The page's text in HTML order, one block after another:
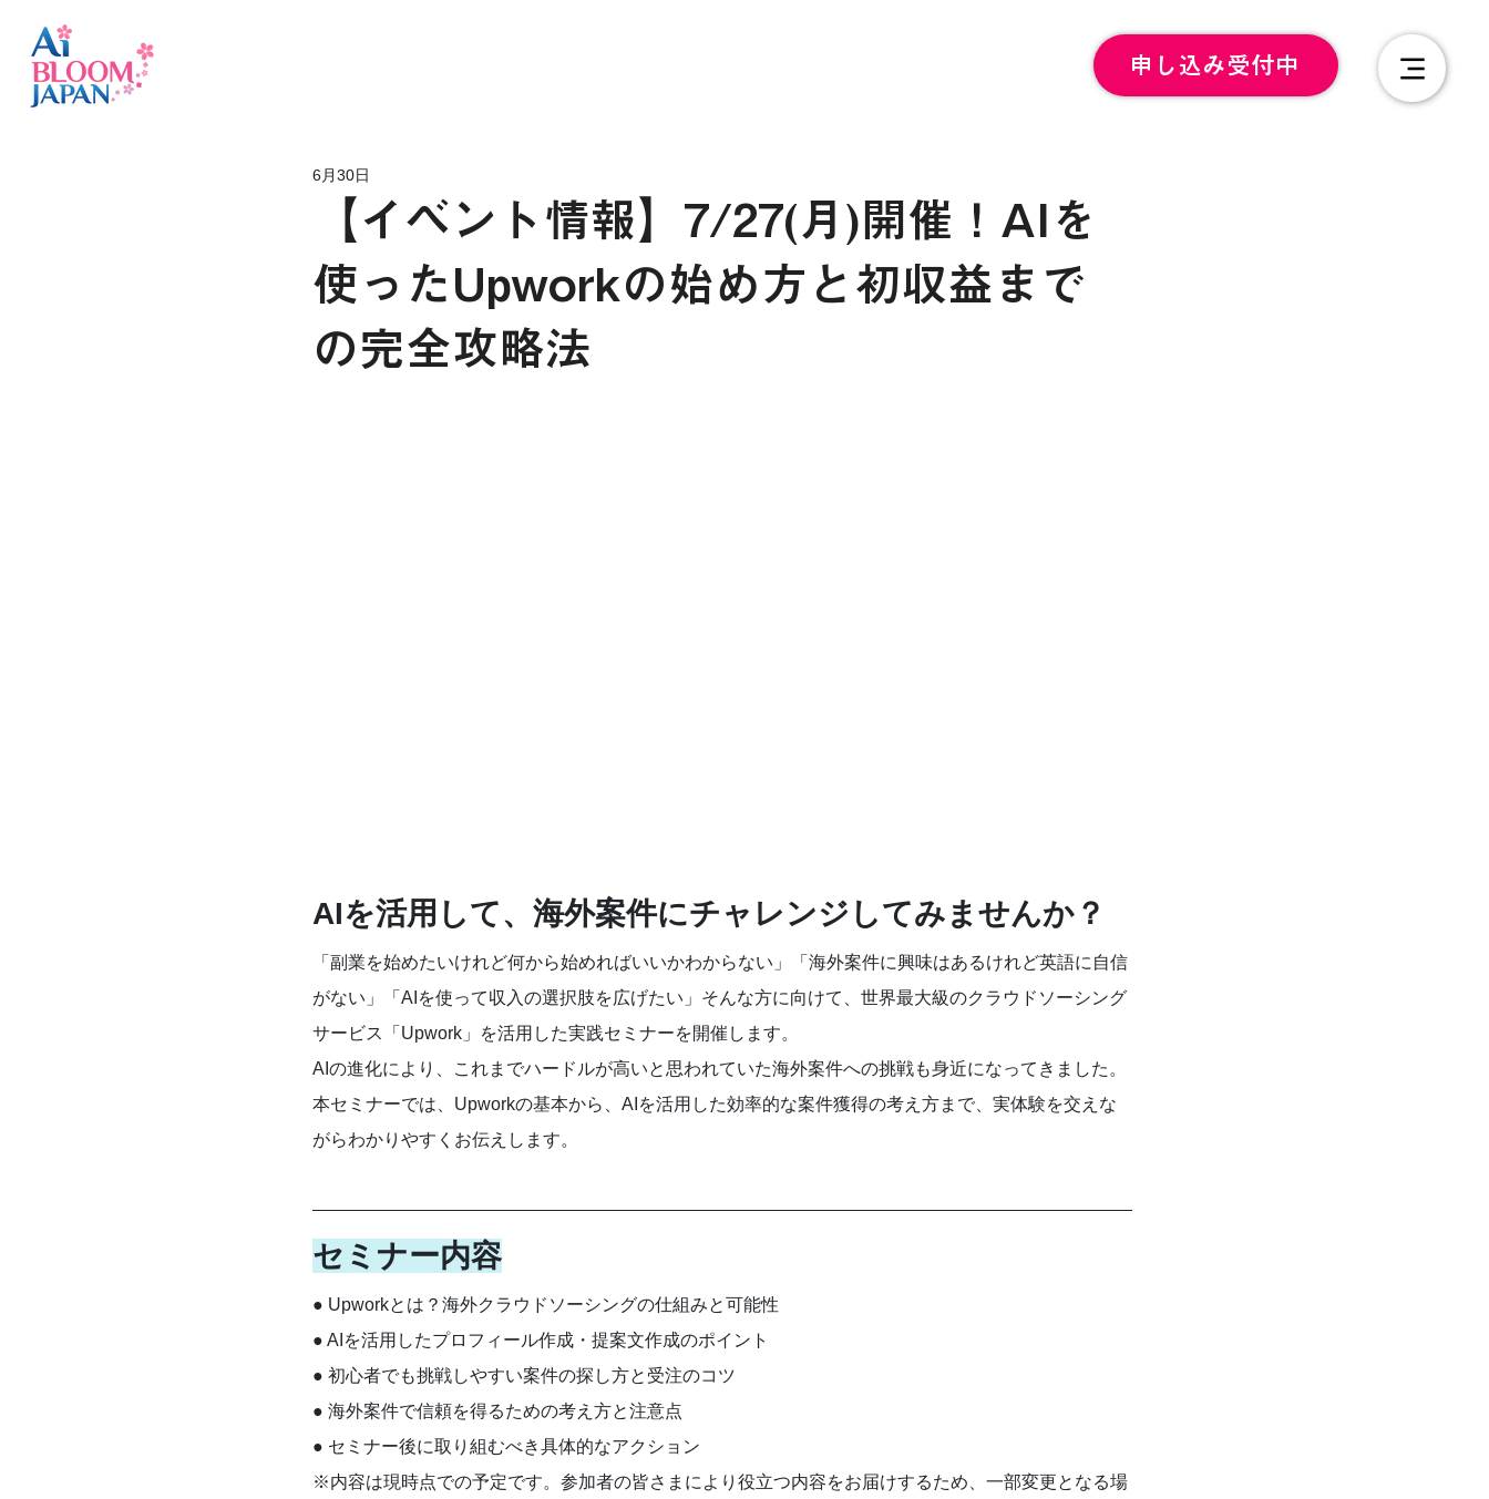
申し込み受付中
【イベント情報】7/27(月)開催！AIを
使ったUpworkの始め方と初収益まで
の完全攻略法
6月30日
AIを活用して、海外案件にチャレンジしてみませんか？
「副業を始めたいけれど何から始めればいいかわからない」「海外案件に興味はあるけれど英語に自信
がない」「AIを使って収入の選択肢を広げたい」そんな方に向けて、世界最大級のクラウドソーシング
サービス「Upwork」を活用した実践セミナーを開催します。
AIの進化により、これまでハードルが高いと思われていた海外案件への挑戦も身近になってきました。
本セミナーでは、Upworkの基本から、AIを活用した効率的な案件獲得の考え方まで、実体験を交えな
がらわかりやすくお伝えします。
セミナー内容
● Upworkとは？海外クラウドソーシングの仕組みと可能性
● AIを活用したプロフィール作成・提案文作成のポイント
● 初心者でも挑戦しやすい案件の探し方と受注のコツ
● 海外案件で信頼を得るための考え方と注意点
● セミナー後に取り組むべき具体的なアクション
※内容は現時点での予定です。参加者の皆さまにより役立つ内容をお届けするため、一部変更となる場